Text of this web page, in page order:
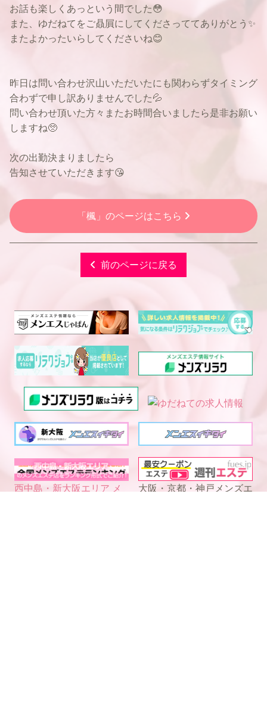
お話も楽しくあっという間でした😳
また、ゆだねてをご贔屓にしてくださっててありがとう✨
またよかったいらしてくださいね😊
昨日は問い合わせ沢山いただいたにも関わらずタイミング
合わずで申し訳ありませんでした💦
問い合わせ頂いた方々またお時間合いましたら是非お願い
しますね🥺
次の出勤決まりましたら
告知させていただきます😘
「楓」のページはこちら
前のページに戻る
西中島・新大阪エリア メ
大阪・京都・神戸メンズエ